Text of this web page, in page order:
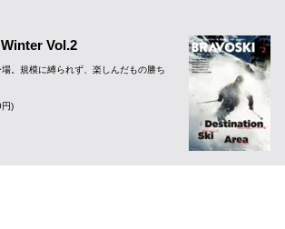
Vol.2
。規模に縛られず、楽しんだもの勝ち
)